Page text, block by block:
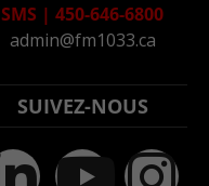
SMS | 450-646-6800
admin@fm1033.ca
SUIVEZ-NOUS